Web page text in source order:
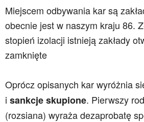
Miejscem odbywania kar są
obecnie jest w naszym kraju 86.
stopień izolacji istnieją zakłady
zamknięte
Oprócz opisanych kar wyróżnia
i sankcje skupione. Pierwszy
(rozsiana) wyraża dezaprobatę